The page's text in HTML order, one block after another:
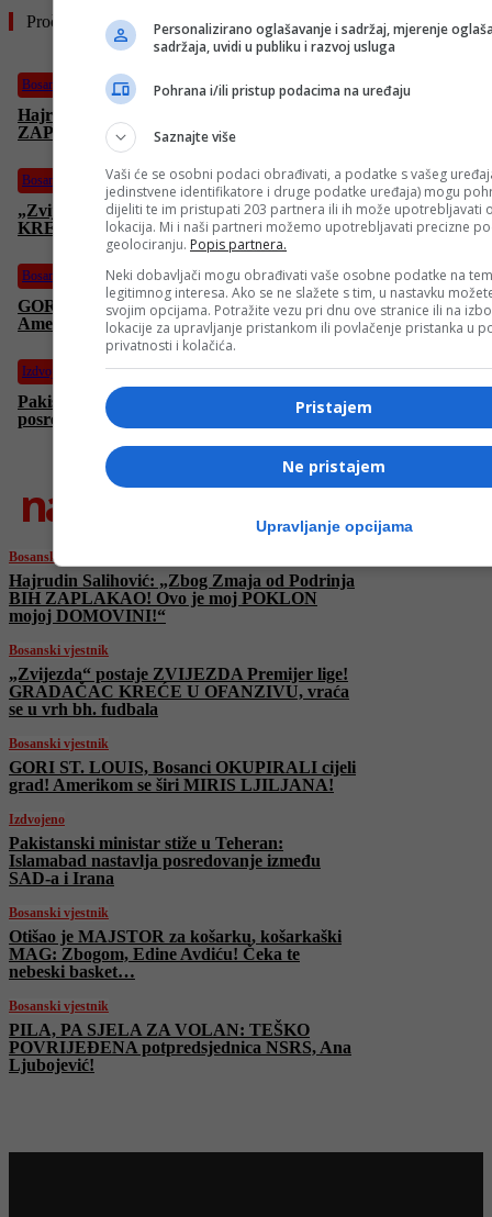
Pročitajte još
Bosanski vjestnik
Hajrudin Salihović: „Zbog Zmaja od Podrinja BIH
ZAPLAKAO! Ovo je moj POKLON mojoj DOMOVINI!“
Bosanski vjestnik
„Zvijezda“ postaje ZVIJEZDA Premijer lige! GRADAČAC
KREĆE U OFANZIVU, vraća se u vrh bh. fudbala
Bosanski vjestnik
GORI ST. LOUIS, Bosanci OKUPIRALI cijeli grad!
Amerikom se širi MIRIS LJILJANA!
Izdvojeno
Pakistanski ministar stiže u Teheran: Islamabad nastavlja
posredovanje između SAD-a i Irana
najnovije
Bosanski vjestnik
Hajrudin Salihović: „Zbog Zmaja od Podrinja
BIH ZAPLAKAO! Ovo je moj POKLON
mojoj DOMOVINI!“
Bosanski vjestnik
„Zvijezda“ postaje ZVIJEZDA Premijer lige!
GRADAČAC KREĆE U OFANZIVU, vraća
se u vrh bh. fudbala
Bosanski vjestnik
GORI ST. LOUIS, Bosanci OKUPIRALI cijeli
grad! Amerikom se širi MIRIS LJILJANA!
Izdvojeno
Pakistanski ministar stiže u Teheran:
Islamabad nastavlja posredovanje između
SAD-a i Irana
Bosanski vjestnik
Otišao je MAJSTOR za košarku, košarkaški
MAG: Zbogom, Edine Avdiću! Čeka te
nebeski basket…
Bosanski vjestnik
PILA, PA SJELA ZA VOLAN: TEŠKO
POVRIJEĐENA potpredsjednica NSRS, Ana
Ljubojević!
Personalizirano oglašavanje i sadržaj, mjerenje
sadržaja, uvidi u publiku i razvoj usluga
Pohrana i/ili pristup podacima na uređaju
Saznajte više
Vaši će se osobni podaci obrađivati, a podatke s vašeg
jedinstvene identifikatore i druge podatke uređaja) mogu
dijeliti te im pristupati 203 partnera ili ih može upotrebljavati
lokacija. Mi i naši partneri možemo upotrebljavati precizne
geolociranju. Popis partnera.
Neki dobavljači mogu obrađivati vaše osobne podatke na
legitimnog interesa. Ako se ne slažete s tim, u nastavku
svojim opcijama. Potražite vezu pri dnu ove stranice ili na
lokacije za upravljanje pristankom ili povlačenje pristanka u
privatnosti i kolačića.
Pristajem
Ne pristajem
Upravljanje opcijama